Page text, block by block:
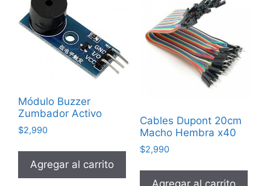
Módulo Buzzer
Zumbador Activo
$2,990
Agregar al carrito
Cables Dupont 20cm
Macho Hembra x40
$2,990